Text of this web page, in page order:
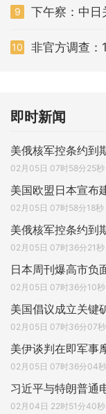
9 下午察：中日
10 非官方调查：
即时新闻
美俄核军控条约到
02月05日 07时58分25秒
美国欧盟日本宣布
02月05日 07时58分18秒
美俄核军控条约到
02月05日 07时36分21秒
日本周刊爆高市负
02月05日 07时36分10秒
美国倡议成立关键
02月05日 07时36分07秒
美伊谈判在即军事
02月05日 07时36分04秒
习近平与特朗普通
02月04日 22时51分40秒